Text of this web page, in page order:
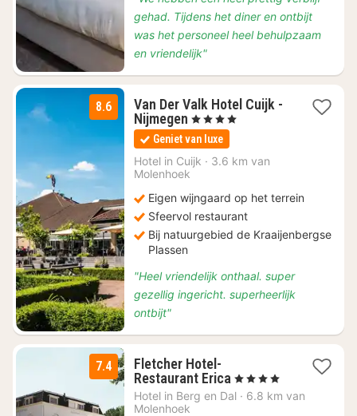
gehad. Tijdens het diner en ontbijt
was het personeel heel behulpzaam
en vriendelijk"
8.6
Van Der Valk Hotel Cuijk -
Nijmegen 1
nacht
vanaf
€
, 4 Sterren
Geniet van luxe
Hotel in Cuijk · 3.6 km van
Molenhoek
Eigen wijngaard op het terrein
Sfeervol restaurant
Bij natuurgebied de Kraaijenbergse
Plassen
"Heel vriendelijk onthaal. super
gezellig ingericht. superheerlijk
ontbijt"
7.4
Fletcher Hotel-
Restaurant Erica 1
nacht
, 4 Sterren
Hotel in Berg en Dal · 6.8 km van
Molenhoek